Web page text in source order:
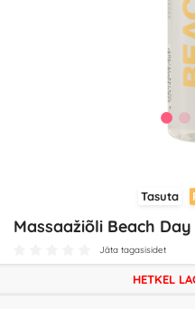
Tasuta
Massaažiõli Beach Day
Jäta tagasisidet
HETKEL